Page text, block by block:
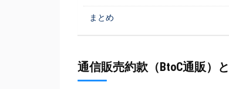
まとめ
通信販売約款（BtoC通販）